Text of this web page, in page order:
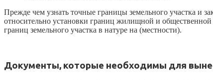
Прежде чем узнать точные границы земельного участка и
относительно установки границ жилищной и общественной
границ земельного участка в натуре на (местности).
Документы, которые необходимы для